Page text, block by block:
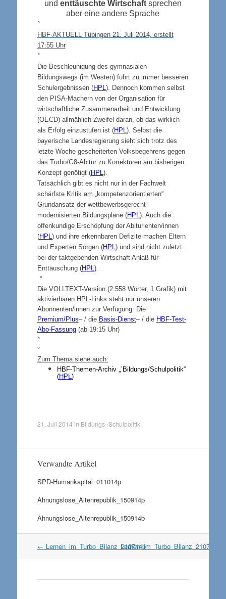
und enttäuschte Wirtschaftsprechen
aber eine andere Sprache
°
HBF-AKTUELL Tübingen 21. Juli 2014, erstellt
17:55 Uhr
°
Die Beschleunigung des gymnasialen
Bildungswegs (im Westen) führt zu immer besseren
Schulergebnissen (HPL ). Dennoch kommen selbst
den PISA-Machern von der Organisation für
wirtschaftliche Zusammenarbeit und Entwicklung
(OECD) allmählich Zweifel daran, ob das wirklich
als Erfolg einzustufen ist (HPL ). Selbst die
bayerische Landesregierung sieht sich trotz des
letzte Woche gescheiterten Volksbegehrens gegen
das Turbo/G8-Abitur zu Korrekturen am bisherigen
Konzept genötigt (HPL ).
Tatsächlich gibt es nicht nur in der Fachwelt
schärfste Kritik am „kompetenzorientierten“
Grundansatz der wettbewerbsgerecht-
modernisierten Bildungspläne (HPL ). Auch die
offenkundige Erschöpfung der Abiturienten/innen
(HPL ) und ihre erkennbaren Defizite machen Eltern
und Experten Sorgen (HPL ) und sind nicht zuletzt
bei der taktgebenden Wirtschaft Anlaß für
Enttäuschung (HPL ).
°
Die VOLLTEXT-Version (2.558 Wörter, 1 Grafik) mit
aktivierbaren HPL-Links steht nur unseren
Abonnenten/innen zur Verfügung: Die
Premium/Plus– / die Basis-Dienst– / die HBF-Test-
Abo-Fassung(ab 19:15 Uhr)
°
°
Zum Thema siehe auch:
HBF-Themen-Archiv „´Bildungs/Schulpolitik“
(HPL )
21. Juli 2014 in Bildungs-/Schulpolitik
Verwandte Artikel
SPD-Humankapital_011014p
Ahnungslose_Altenrepublik_150914p
Ahnungslose_Altenrepublik_150914b
Artikel
← Lernen_im_Turbo_Bilanz_210714bLernen_im_Turbo_Bilanz_210714p